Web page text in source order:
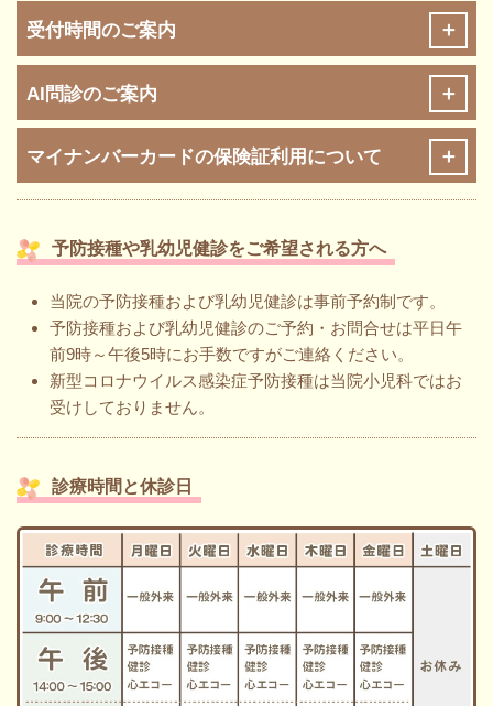
受付時間のご案内
AI問診のご案内
マイナンバーカードの保険証利用について
予防接種や乳幼児健診をご希望される方へ
当院の予防接種および乳幼児健診は事前予約制です。
予防接種および乳幼児健診のご予約・お問合せは平日午
前9時～午後5時にお手数ですがご連絡ください。
新型コロナウイルス感染症予防接種は当院小児科ではお
受けしておりません。
診療時間と休診日